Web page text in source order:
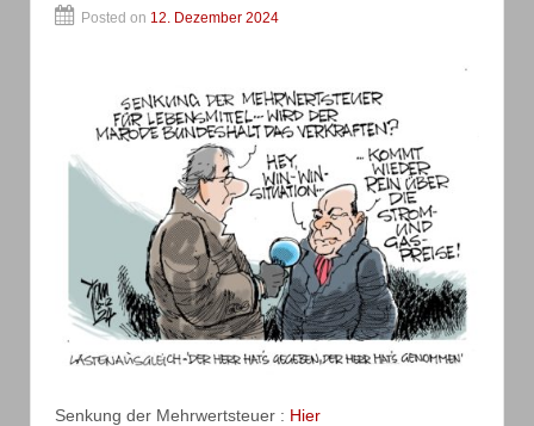
Posted on 12. Dezember 2024
Senkung der Mehrwertsteuer : Hier